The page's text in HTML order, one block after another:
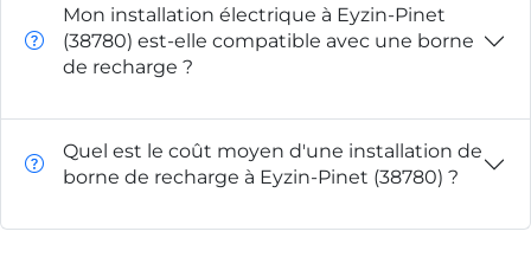
Mon installation électrique à Eyzin-Pinet
(38780) est-elle compatible avec une borne
de recharge ?
Quel est le coût moyen d'une installation de
borne de recharge à Eyzin-Pinet (38780) ?